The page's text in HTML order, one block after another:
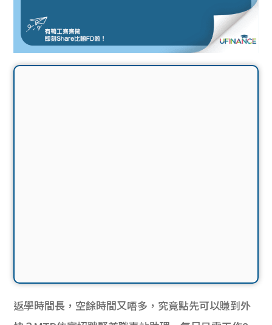
返學時間長，空餘時間又唔多，究竟點先可以賺到外